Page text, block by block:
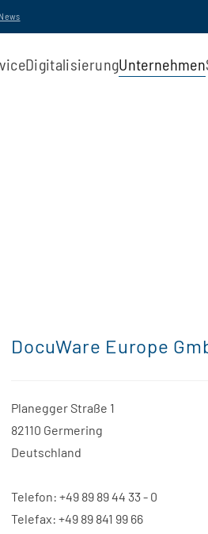
DigitalisierungUnternehmen
DocuWare Europe
Planegger Straße 1
82110 Germering
Deutschland
Telefon: +49 89 89 44 33 - 0
Telefax: +49 89 841 99 66